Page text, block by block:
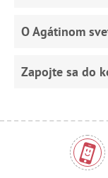
O Agátinom
Zapojte sa do